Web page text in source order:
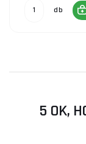
db
5 OK,